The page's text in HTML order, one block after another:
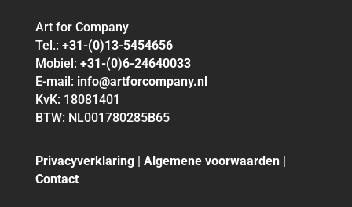
Art for Company
Tel.: +31-(0)13-5454656
Mobiel: +31-(0)6-24640033
E-mail: info@artforcompany.nl
KvK: 18081401
BTW: NL001780285B65
Privacyverklaring| Algemene voorwaarden|
Contact